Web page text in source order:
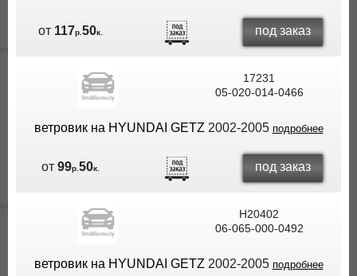
от 117р.50к. под заказ
17231
05-020-014-0466
ветровик на HYUNDAI GETZ 2002-2005 подробнее
от99р.50к. под заказ
H20402
06-065-000-0492
ветровик на HYUNDAI GETZ 2002-2005 подробнее